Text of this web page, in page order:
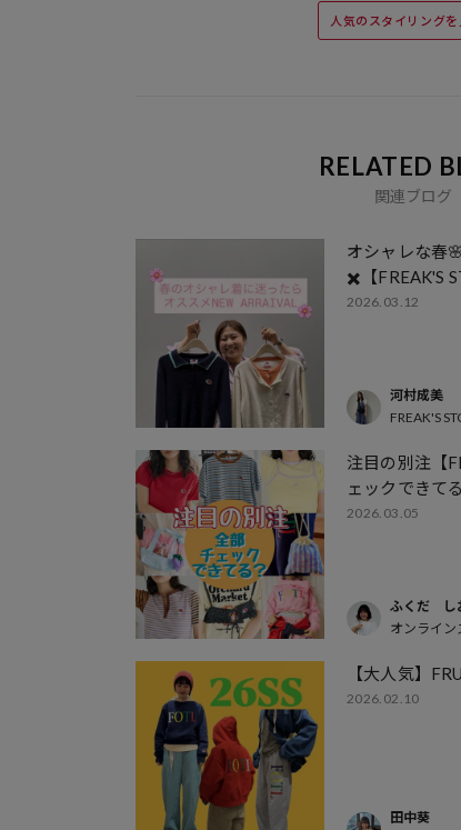
人気のスタイリングを
RELATED
関連ブログ
オシャレな春
✖️【FREAK'S
2026.03.12
河村成美
FREAK'S
注目の別注【
ェックできて
2026.03.05
ふくだ し
オンライン
【大人気】
2026.02.10
田中葵